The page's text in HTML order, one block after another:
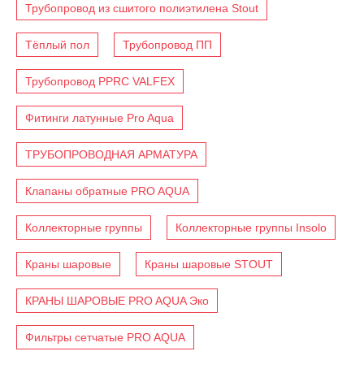
Трубопровод из сшитого полиэтилена Stout
Тёплый пол Трубопровод ПП
Трубопровод PPRC VALFEX
Фитинги латунные Pro Aqua
ТРУБОПРОВОДНАЯ АРМАТУРА
Клапаны обратные PRO AQUA
Коллекторные группы Коллекторные группы Insolo
Краны шаровые Краны шаровые STOUT
КРАНЫ ШАРОВЫЕ PRO AQUA Эко
Фильтры сетчатые PRO AQUA